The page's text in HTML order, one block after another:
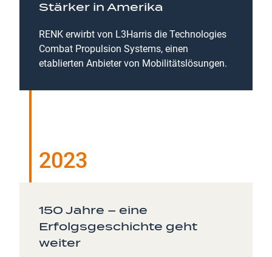
Stärker in Amerika
RENK erwirbt von L3Harris die Technologies
Combat Propulsion Systems, einen
etablierten Anbieter von Mobilitätslösungen.
2023
150 Jahre – eine
Erfolgsgeschichte geht
weiter